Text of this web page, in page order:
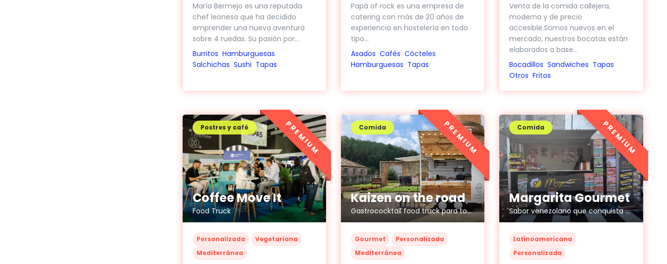
María Bermejo es una reputada
chef leonesa que ha decidido
emprender una nueva aventura
sobre 4 ruedas. Su pasión por...
Burritos Hamburguesas
Salchichas Sushi Tapas
Papá of rock es una empresa de
catering con más de 20 años de
experiencia en hostelería en todo
tipo...
Asados Cafés Cócteles
Hamburguesas Tapas
Venta de la comida callejera,
moderna y de precio
accesible.Somos nuevos en el
mercado, nuestros bocatas están
elaborados a base...
Bocadillos Sandwiches Tapas
Otros Fritos
Coffee Move It
Food Truck
Postres y café
Personalizada
Vegetariana
Mediterránea
PREMIUM
Kaizen on the road
Gastrococktail food truck para todo tipo de eventos
Comida
Gourmet
Personalizada
Mediterránea
PREMIUM
Margarita Gourmet
Sabor venezolano que conquista corazones
Comida
Latinoamericana
Personalizada
PREMIUM